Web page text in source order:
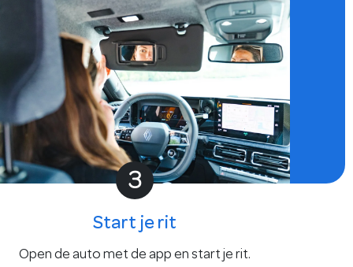
3
Start je rit
Open de auto met de app en start je rit.